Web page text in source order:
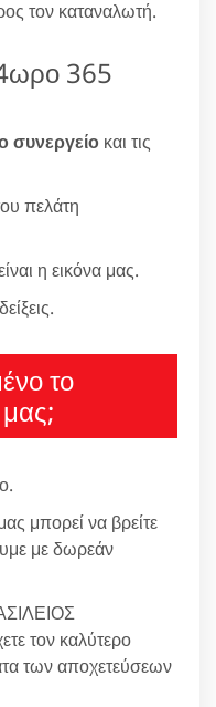
τον καταναλωτή.
365
συνεργείο και τις
πελάτη
η εικόνα μας.
το
μπορεί να βρείτε
με δωρεάν
τον καλύτερο
των αποχετεύσεων